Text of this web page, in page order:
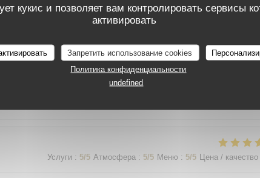
кукис и позволяет вам контролировать сервисы
активировать
Запретить использование cookies
Политика конфиденциальности
undefined
Услуги: 5 /5 Атмосфера: 5 /5 Меню: 5/5 Цена / качество
절함
Услуги : 5/5 Атмосфера : 5/5 Меню : 5/5 Цена / качество